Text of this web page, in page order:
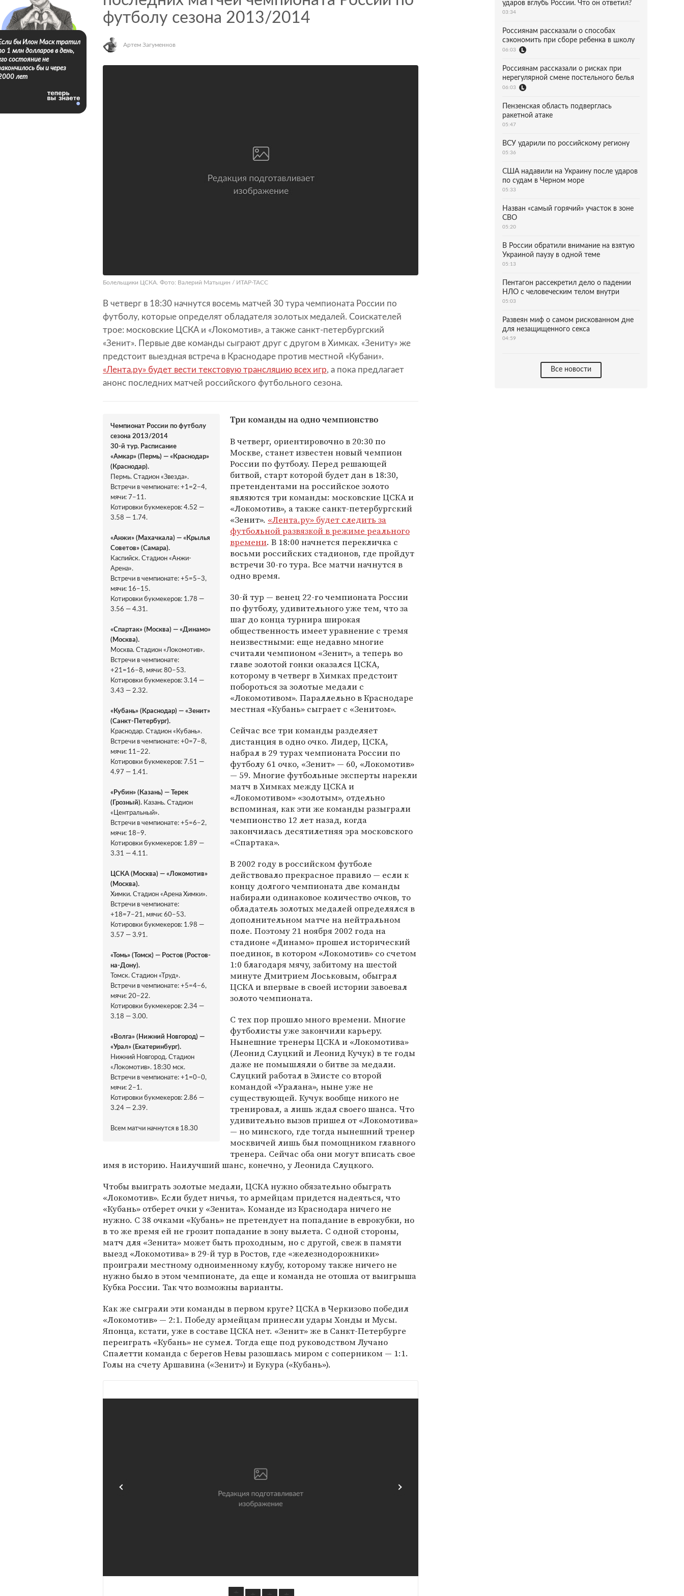
футболу сезона 2013/2014
Артем Загуменнов
Болельщики ЦСКА. Фото: Валерий Матыцин / ИТАР-ТАСС
В четверг в 18:30 начнутся восемь матчей 30 тура чемпионата России по
футболу, которые определят обладателя золотых медалей. Соискателей
трое: московские ЦСКА и «Локомотив», а также санкт-петербургский
«Зенит». Первые две команды сыграют друг с другом в Химках. «Зениту» же
предстоит выездная встреча в Краснодаре против местной «Кубани».
«Лента.ру» будет вести текстовую трансляцию всех игр, а пока предлагает
анонс последних матчей российского футбольного сезона.
Чемпионат России по футболу
сезона 2013/2014
30-й тур. Расписание
«Амкар» (Пермь) — «Краснодар»
(Краснодар).
Пермь. Стадион «Звезда».
Встречи в чемпионате: +1=2−4,
мячи: 7−11.
Котировки букмекеров: 4.52 —
3.58 — 1.74.
«Анжи» (Махачкала) — «Крылья
Советов» (Самара).
Каспийск. Стадион «Анжи-
Арена».
Встречи в чемпионате: +5=5−3,
мячи: 16−15.
Котировки букмекеров: 1.78 —
3.56 — 4.31.
«Спартак» (Москва) — «Динамо»
(Москва).
Москва. Стадион «Локомотив».
Встречи в чемпионате:
+21=16−8, мячи: 80−53.
Котировки букмекеров: 3.14 —
3.43 — 2.32.
«Кубань» (Краснодар) — «Зенит»
(Санкт-Петербург).
Краснодар. Стадион «Кубань».
Встречи в чемпионате: +0=7−8,
мячи: 11−22.
Котировки букмекеров: 7.51 —
4.97 — 1.41.
«Рубин» (Казань) — Терек
(Грозный). Казань. Стадион
«Центральный».
Встречи в чемпионате: +5=6−2,
мячи: 18−9.
Котировки букмекеров: 1.89 —
3.31 — 4.11.
ЦСКА (Москва) — «Локомотив»
(Москва).
Химки. Стадион «Арена Химки».
Встречи в чемпионате:
+18=7−21, мячи: 60−53.
Котировки букмекеров: 1.98 —
3.57 — 3.91.
«Томь» (Томск) — Ростов (Ростов-
на-Дону).
Томск. Стадион «Труд».
Встречи в чемпионате: +5=4−6,
мячи: 20−22.
Котировки букмекеров: 2.34 —
3.18 — 3.00.
«Волга» (Нижний Новгород) —
«Урал» (Екатеринбург).
Нижний Новгород. Стадион
«Локомотив». 18:30 мск.
Встречи в чемпионате: +1=0−0,
мячи: 2−1.
Котировки букмекеров: 2.86 —
3.24 — 2.39.
Всем матчи начнутся в 18.30
Три команды на одно чемпионство
В четверг, ориентировочно в 20:30 по
Москве, станет известен новый чемпион
России по футболу. Перед решающей
битвой, старт которой будет дан в 18:30,
претендентами на российское золото
являются три команды: московские ЦСКА и
«Локомотив», а также санкт-петербургский
«Зенит». «Лента.ру» будет следить за
футбольной развязкой в режиме реального
времени. В 18:00 начнется перекличка с
восьми российских стадионов, где пройдут
встречи 30-го тура. Все матчи начнутся в
одно время.
30-й тур — венец 22-го чемпионата России
по футболу, удивительного уже тем, что за
шаг до конца турнира широкая
общественность имеет уравнение с тремя
неизвестными: еще недавно многие
считали чемпионом «Зенит», а теперь во
главе золотой гонки оказался ЦСКА,
которому в четверг в Химках предстоит
побороться за золотые медали с
«Локомотивом». Параллельно в Краснодаре
местная «Кубань» сыграет с «Зенитом».
Сейчас все три команды разделяет
дистанция в одно очко. Лидер, ЦСКА,
набрал в 29 турах чемпионата России по
футболу 61 очко, «Зенит» — 60, «Локомотив»
— 59. Многие футбольные эксперты нарекли
матч в Химках между ЦСКА и
«Локомотивом» «золотым», отдельно
вспоминая, как эти же команды разыграли
чемпионство 12 лет назад, когда
закончилась десятилетняя эра московского
«Спартака».
В 2002 году в российском футболе
действовало прекрасное правило — если к
концу долгого чемпионата две команды
набирали одинаковое количество очков, то
обладатель золотых медалей определялся в
дополнительном матче на нейтральном
поле. Поэтому 21 ноября 2002 года на
стадионе «Динамо» прошел исторический
поединок, в котором «Локомотив» со счетом
1:0 благодаря мячу, забитому на шестой
минуте Дмитрием Лоськовым, обыграл
ЦСКА и впервые в своей истории завоевал
золото чемпионата.
С тех пор прошло много времени. Многие
футболисты уже закончили карьеру.
Нынешние тренеры ЦСКА и «Локомотива»
(Леонид Слуцкий и Леонид Кучук) в те годы
даже не помышляли о битве за медали.
Слуцкий работал в Элисте со второй
командой «Уралана», ныне уже не
существующей. Кучук вообще никого не
тренировал, а лишь ждал своего шанса. Что
удивительно вызов пришел от «Локомотива»
— но минского, где тогда нынешний тренер
москвичей лишь был помощником главного
тренера. Сейчас оба они могут вписать свое
имя в историю. Наилучший шанс, конечно, у Леонида Слуцкого.
Чтобы выиграть золотые медали, ЦСКА нужно обязательно обыграть
«Локомотив». Если будет ничья, то армейцам придется надеяться, что
«Кубань» отберет очки у «Зенита». Команде из Краснодара ничего не
нужно. С 38 очками «Кубань» не претендует на попадание в еврокубки, но
в то же время ей не грозит попадание в зону вылета. С одной стороны,
матч для «Зенита» может быть проходным, но с другой, свеж в памяти
выезд «Локомотива» в 29-й тур в Ростов, где «железнодорожники»
проиграли местному одноименному клубу, которому также ничего не
нужно было в этом чемпионате, да еще и команда не отошла от выигрыша
Кубка России. Так что возможны варианты.
Как же сыграли эти команды в первом круге? ЦСКА в Черкизово победил
«Локомотив» — 2:1. Победу армейцам принесли удары Хонды и Мусы.
Японца, кстати, уже в составе ЦСКА нет. «Зенит» же в Санкт-Петербурге
переиграть «Кубань» не сумел. Тогда еще под руководством Лучано
Спалетти команда с берегов Невы разошлась миром с соперником — 1:1.
Голы на счету Аршавина («Зенит») и Букура («Кубань»).
бы Илон Маск тратил
1 млн долларов в день,
состояние не
бы и через
лет
ударов вглубь России. Что он ответил?
03:34
Россиянам рассказали о способах
сэкономить при сборе ребенка в школу
06:03
Россиянам рассказали о рисках при
нерегулярной смене постельного белья
06:03
Пензенская область подверглась
ракетной атаке
05:47
ВСУ ударили по российскому региону
05:36
США надавили на Украину после ударов
по судам в Черном море
05:33
Назван «самый горячий» участок в зоне
СВО
05:20
В России обратили внимание на взятую
Украиной паузу в одной теме
05:13
Пентагон рассекретил дело о падении
НЛО с человеческим телом внутри
05:03
Развеян миф о самом рискованном дне
для незащищенного секса
04:59
Все новости